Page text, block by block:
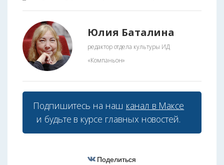
Юлия Баталина
редактор отдела культуры ИД
«Компаньон»
Подпишитесь на наш канал в Максе
и будьте в курсе главных новостей.
Поделиться